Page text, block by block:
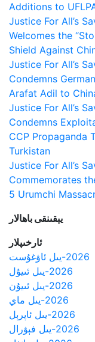
Additions to
Justice For All’s
Welcomes the
Shield Against
Justice For All’s
Condemns
Arafat Adil to
Justice For All’s
Condemns
CCP Propaganda
Turkistan
Justice For All’s
Commemorates
5 Urumchi
يېقىنقى باھالار
ئارخىپلار
2026-يىل ئاۋغۇست
2026-يىل ئىيۇل
2026-يىل ئىيۇن
2026-يىل ماي
2026-يىل ئاپرېل
2026-يىل فېۋرال